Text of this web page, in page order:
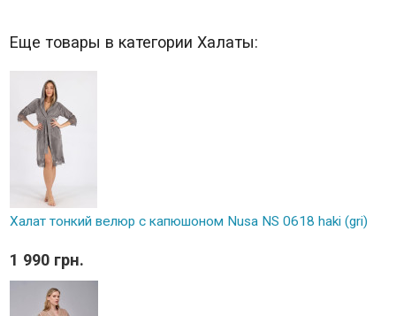
Еще товары в категории Халаты:
Халат тонкий велюр с капюшоном Nusa NS 0618 haki (gri)
1 990 грн.